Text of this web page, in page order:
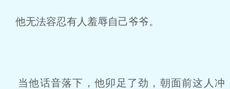
他无法容忍有人羞辱自己爷爷。
当他话音落下，他卯足了劲，朝面前这人冲